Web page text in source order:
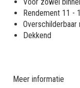
Rendement 11 -
Overschilderbaar
Dekkend
Meer informatie